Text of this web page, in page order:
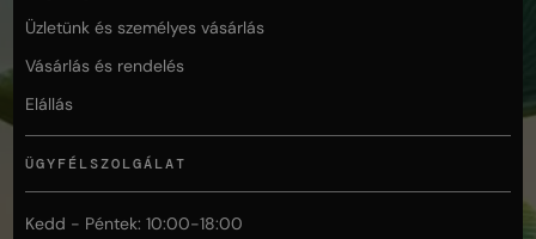
Üzletünk és személyes vásárlás
Vásárlás és rendelés
Elállás
ÜGYFÉLSZOLGÁLAT
Kedd - Péntek: 10:00-18:00